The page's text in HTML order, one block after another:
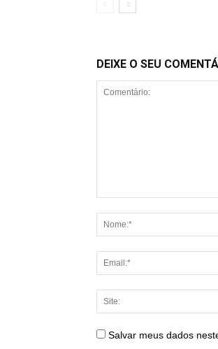
DEIXE O SEU
Salvar meus dados